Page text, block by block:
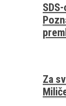
Za